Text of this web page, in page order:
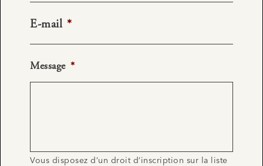
E-mail *
Message *
Vous disposez d’un droit d’inscription sur la liste